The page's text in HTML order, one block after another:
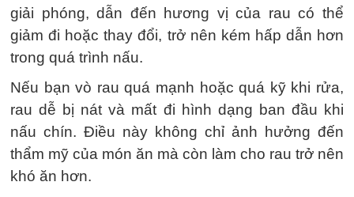
giải phóng, dẫn đến hương vị của rau có thể
giảm đi hoặc thay đổi, trở nên kém hấp dẫn hơn
trong quá trình nấu.
Nếu bạn vò rau quá mạnh hoặc quá kỹ khi rửa,
rau dễ bị nát và mất đi hình dạng ban đầu khi
nấu chín. Điều này không chỉ ảnh hưởng đến
thẩm mỹ của món ăn mà còn làm cho rau trở nên
khó ăn hơn.